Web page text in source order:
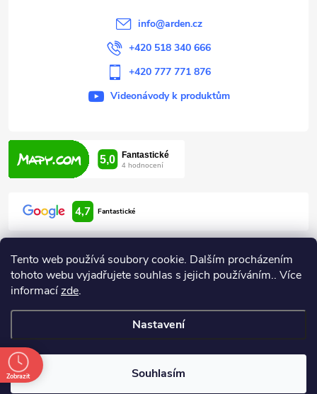
Tento web používá soubory cookie. Dalším procházením
tohoto webu vyjadřujete souhlas s jejich používáním.. Více
informacízde.
Nastavení
Souhlasím
info@arden.cz
+420 518 340 666
+420 777 771 876
Videonávody k produktům
4,7 Fantastické
Copyright 2026ARDEN HODONÍN. Všechna práva vyhrazena.
Zobrazit